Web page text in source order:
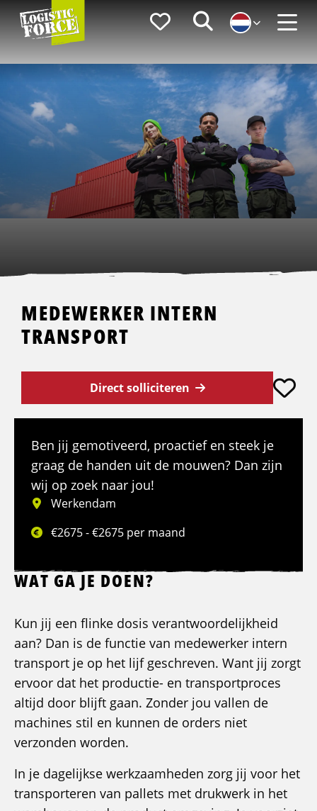
Logistic
Force
FavorietenZoeken
MEDEWERKER INTERN
TRANSPORT
Direct solliciteren
Ben jij gemotiveerd, proactief en steek je
graag de handen uit de mouwen? Dan zijn
wij op zoek naar jou!
Werkendam
€2675 - €2675 per maand
WAT GA JE DOEN?
Kun jij een flinke dosis verantwoordelijkheid
aan? Dan is de functie van medewerker intern
transport je op het lijf geschreven. Want jij zorgt
ervoor dat het productie- en transportproces
altijd door blijft gaan. Zonder jou vallen de
machines stil en kunnen de orders niet
verzonden worden.
In je dagelijkse werkzaamheden zorg jij voor het
transporteren van pallets met drukwerk in het